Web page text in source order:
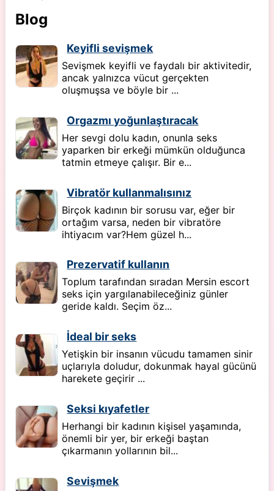
Blog
Keyifli sevişmek
Sevişmek keyifli ve faydalı bir aktivitedir,
ancak yalnızca vücut gerçekten
oluşmuşsa ve böyle bir ...
Orgazmı yoğunlaştıracak
Her sevgi dolu kadın, onunla seks
yaparken bir erkeği mümkün olduğunca
tatmin etmeye çalışır. Bir e...
Vibratör kullanmalısınız
Birçok kadının bir sorusu var, eğer bir
ortağım varsa, neden bir vibratöre
ihtiyacım var?Hem güzel h...
Prezervatif kullanın
Toplum tarafından sıradan Mersin escort
seks için yargılanabileceğiniz günler
geride kaldı. Seçim öz...
İdeal bir seks
Yetişkin bir insanın vücudu tamamen sinir
uçlarıyla doludur, dokunmak hayal gücünü
harekete geçirir ...
Seksi kıyafetler
Herhangi bir kadının kişisel yaşamında,
önemli bir yer, bir erkeği baştan
çıkarmanın yollarının bil...
Sevişmek